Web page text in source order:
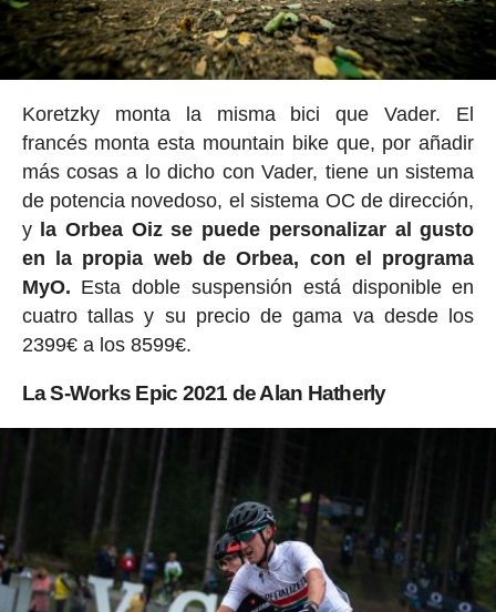
Koretzky monta la misma bici que Vader. El
francés monta esta mountain bike que, por añadir
más cosas a lo dicho con Vader, tiene un sistema
de potencia novedoso, el sistema OC de dirección,
y la Orbea Oiz se puede personalizar al gusto
en la propia web de Orbea, con el programa
MyO. Esta doble suspensión está disponible en
cuatro tallas y su precio de gama va desde los
2399€ a los 8599€.
La S-Works Epic 2021 de Alan Hatherly